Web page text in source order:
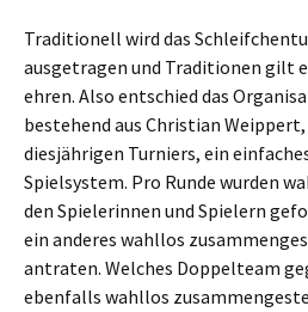
Traditionell wird das
ausgetragen und Traditionen gilt
ehren. Also entschied das
bestehend aus Christian
diesjährigen Turniers, ein
Spielsystem. Pro Runde wurden
den Spielerinnen und Spielern
ein anderes wahllos
antraten. Welches Doppelteam
ebenfalls wahllos